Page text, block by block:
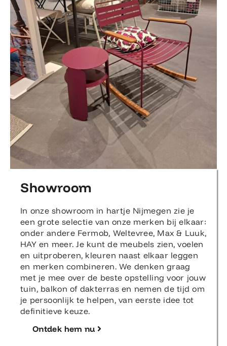
Showroom
In onze showroom in hartje Nijmegen zie je
een grote selectie van onze merken bij elkaar:
onder andere Fermob, Weltevree, Max & Luuk,
HAY en meer. Je kunt de meubels zien, voelen
en uitproberen, kleuren naast elkaar leggen
en merken combineren. We denken graag
met je mee over de beste opstelling voor jouw
tuin, balkon of dakterras en nemen de tijd om
je persoonlijk te helpen, van eerste idee tot
definitieve keuze.
Ontdek hem nu